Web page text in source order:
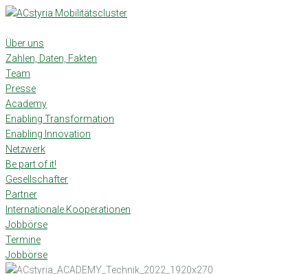
Skip
content
Über uns
Zahlen, Daten, Fakten
Team
Presse
Academy
Enabling Transformation
Enabling Innovation
Netzwerk
Be part of it!
Gesellschafter
Partner
Internationale Kooperationen
Jobbörse
Termine
Jobbörse